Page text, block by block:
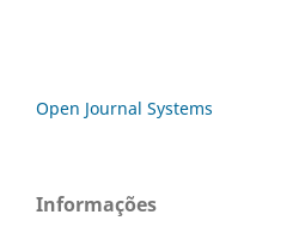
Open Journal Systems
Informações